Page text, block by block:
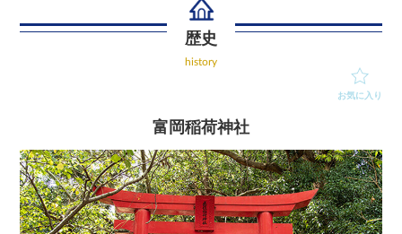
歴史
history
お気に入り
富岡稲荷神社